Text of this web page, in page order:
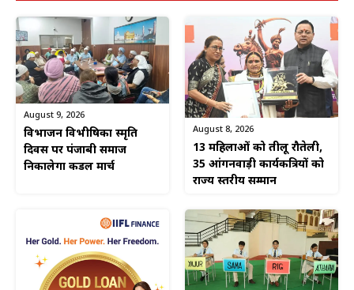
August 9, 2026
विभाजन विभीषिका स्मृति
दिवस पर पंजाबी समाज
निकालेगा कैंडल मार्च
August 8, 2026
13 महिलाओं को तीलू रौतेली,
35 आंगनवाड़ी कार्यकत्रियों को
राज्य स्तरीय सम्मान